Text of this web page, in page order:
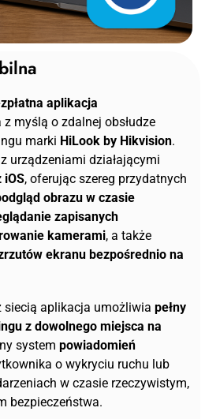
aplikacja
myślą o zdalnej obsłudze
marki HiLook by Hikvision.
urządzeniami działającymi
iOS, oferując szereg przydatnych
obrazu w czasie
zapisanych
kamerami, a także
ekranu bezpośrednio na
siecią aplikacja umożliwia pełny
z dowolnego miejsca na
system powiadomień
o wykryciu ruchu lub
w czasie rzeczywistym,
bezpieczeństwa.